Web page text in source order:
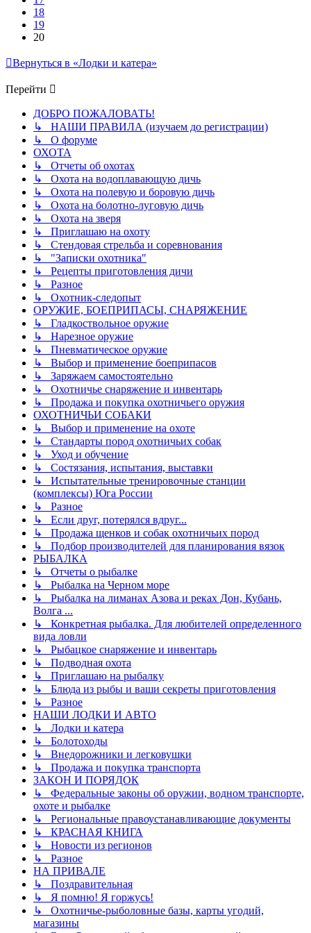
18
19
20
Вернуться в «Лодки и катера»
Перейти
ДОБРО ПОЖАЛОВАТЬ!
↳ НАШИ ПРАВИЛА (изучаем до регистрации)
↳ О форуме
ОХОТА
↳ Отчеты об охотах
↳ Охота на водоплавающую дичь
↳ Охота на полевую и боровую дичь
↳ Охота на болотно-луговую дичь
↳ Охота на зверя
↳ Приглашаю на охоту
↳ Стендовая стрельба и соревнования
↳ "Записки охотника"
↳ Рецепты приготовления дичи
↳ Разное
↳ Охотник-следопыт
ОРУЖИЕ, БОЕПРИПАСЫ, СНАРЯЖЕНИЕ
↳ Гладкоствольное оружие
↳ Нарезное оружие
↳ Пневматическое оружие
↳ Выбор и применение боеприпасов
↳ Заряжаем самостоятельно
↳ Охотничье снаряжение и инвентарь
↳ Продажа и покупка охотничьего оружия
ОХОТНИЧЬИ СОБАКИ
↳ Выбор и применение на охоте
↳ Стандарты пород охотничьих собак
↳ Уход и обучение
↳ Состязания, испытания, выставки
↳ Испытательные тренировочные станции
(комплексы) Юга России
↳ Разное
↳ Если друг, потерялся вдруг...
↳ Продажа щенков и собак охотничьих пород
↳ Подбор производителей для планирования вязок
РЫБАЛКА
↳ Отчеты о рыбалке
↳ Рыбалка на Черном море
↳ Рыбалка на лиманах Азова и реках Дон, Кубань,
Волга ...
↳ Конкретная рыбалка. Для любителей определенного
вида ловли
↳ Рыбацкое снаряжение и инвентарь
↳ Подводная охота
↳ Приглашаю на рыбалку
↳ Блюда из рыбы и ваши секреты приготовления
↳ Разное
НАШИ ЛОДКИ И АВТО
↳ Лодки и катера
↳ Болотоходы
↳ Внедорожники и легковушки
↳ Продажа и покупка транспорта
ЗАКОН И ПОРЯДОК
↳ Федеральные законы об оружии, водном транспорте,
охоте и рыбалке
↳ Региональные правоустанавливающие документы
↳ КРАСНАЯ КНИГА
↳ Новости из регионов
↳ Разное
НА ПРИВАЛЕ
↳ Поздравительная
↳ Я помню! Я горжусь!
↳ Охотничье-рыболовные базы, карты угодий,
магазины